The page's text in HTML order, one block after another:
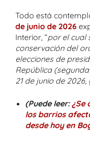
Todo está
de junio de 2026
Interior, “por el cual
conservación del
elecciones de
República
21 de junio de
(Puede leer: ¿Se
los barrios
desde hoy en